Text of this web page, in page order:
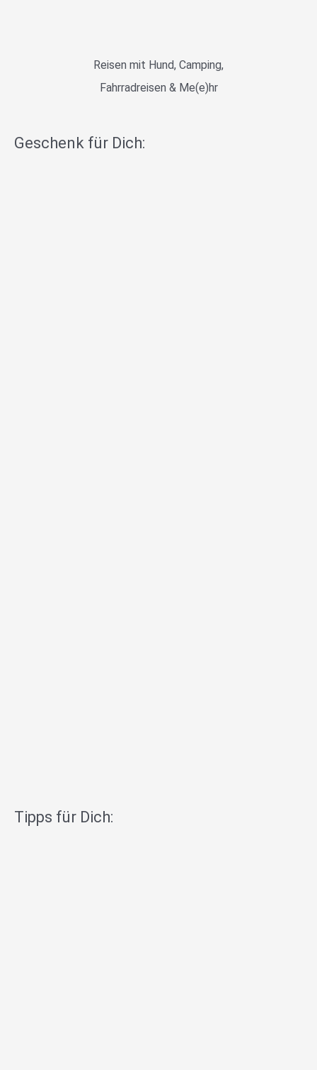
Reisen mit Hund, Camping,
Fahrradreisen & Me(e)hr
Geschenk für Dich:
Tipps für Dich: